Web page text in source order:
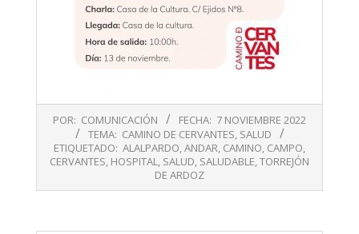
11-
POR: COMUNICACIÓN FECHA: 7 NOVIEMBRE 2022
TEMA: CAMINO DE CERVANTES, SALUD
ETIQUETADO: ALALPARDO,ANDAR, CAMINO, CAMPO,
CERVANTES, HOSPITAL, SALUD, SALUDABLE,TORREJÓN
DE ARDOZ